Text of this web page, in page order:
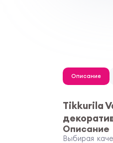
Описание
Tikkurila
Описание
Выбирая